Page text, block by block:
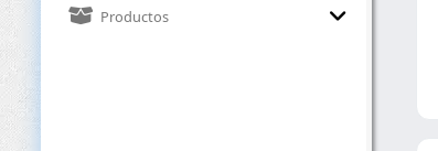
Productos